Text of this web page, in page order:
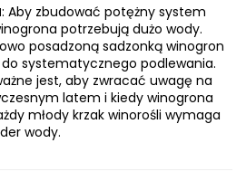
: Aby zbudować potężny system
potrzebują dużo wody.
posadzoną sadzonką winogron
systematycznego podlewania.
jest, aby zwracać uwagę na
latem i kiedy winogrona
młody krzak winorośli wymaga
wody.